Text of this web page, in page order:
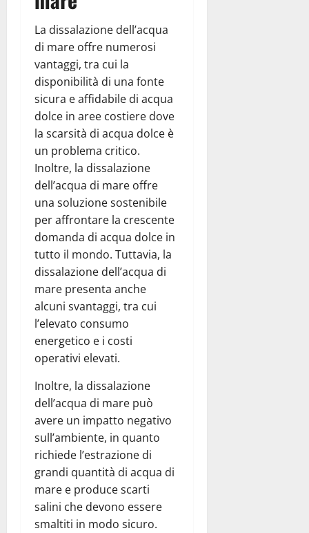
La dissalazione dell’acqua
di mare offre numerosi
vantaggi, tra cui la
disponibilità di una fonte
sicura e affidabile di acqua
dolce in aree costiere dove
la scarsità di acqua dolce è
un problema critico.
Inoltre, la dissalazione
dell’acqua di mare offre
una soluzione sostenibile
per affrontare la crescente
domanda di acqua dolce in
tutto il mondo. Tuttavia, la
dissalazione dell’acqua di
mare presenta anche
alcuni svantaggi, tra cui
l’elevato consumo
energetico e i costi
operativi elevati.
Inoltre, la dissalazione
dell’acqua di mare può
avere un impatto negativo
sull’ambiente, in quanto
richiede l’estrazione di
grandi quantità di acqua di
mare e produce scarti
salini che devono essere
smaltiti in modo sicuro.